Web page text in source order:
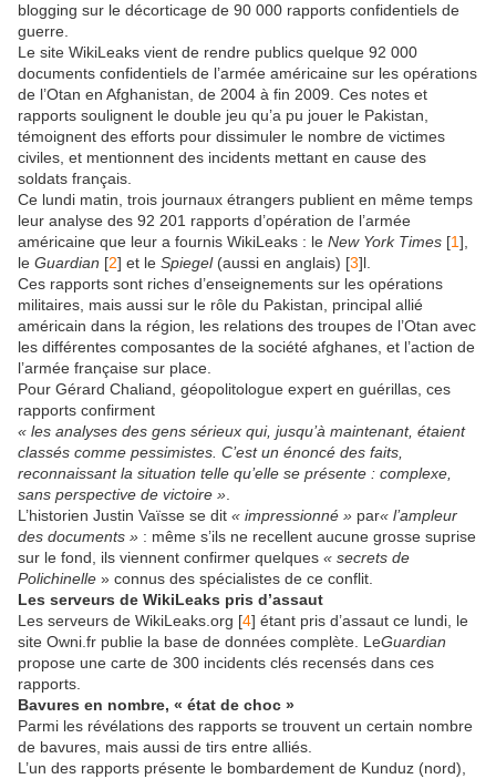
blogging sur le décorticage de 90 000 rapports confidentiels de
guerre.
Le site WikiLeaks vient de rendre publics quelque 92 000
documents confidentiels de l’armée américaine sur les opérations
de l’Otan en Afghanistan, de 2004 à fin 2009. Ces notes et
rapports soulignent le double jeu qu’a pu jouer le Pakistan,
témoignent des efforts pour dissimuler le nombre de victimes
civiles, et mentionnent des incidents mettant en cause des
soldats français.
Ce lundi matin, trois journaux étrangers publient en même temps
leur analyse des 92 201 rapports d’opération de l’armée
américaine que leur a fournis WikiLeaks : le New York Times [1],
le Guardian [2] et le Spiegel(aussi en anglais) [3]l.
Ces rapports sont riches d’enseignements sur les opérations
militaires, mais aussi sur le rôle du Pakistan, principal allié
américain dans la région, les relations des troupes de l’Otan avec
les différentes composantes de la société afghanes, et l’action de
l’armée française sur place.
Pour Gérard Chaliand, géopolitologue expert en guérillas, ces
rapports confirment
« les analyses des gens sérieux qui, jusqu’à maintenant, étaient
classés comme pessimistes. C’est un énoncé des faits,
reconnaissant la situation telle qu’elle se présente : complexe,
sans perspective de victoire »
L’historien Justin Vaïsse se dit « impressionné » par« l’ampleur
des documents » : même s’ils ne recellent aucune grosse suprise
sur le fond, ils viennent confirmer quelques « secrets de
Polichinelle » connus des spécialistes de ce conflit.
Les serveurs de WikiLeaks pris d’assaut
Les serveurs de WikiLeaks.org [4] étant pris d’assaut ce lundi, le
site Owni.fr publie la base de données complète. LeGuardian
propose une carte de 300 incidents clés recensés dans ces
rapports.
Bavures en nombre, « état de choc »
Parmi les révélations des rapports se trouvent un certain nombre
de bavures, mais aussi de tirs entre alliés.
L’un des rapports présente le bombardement de Kunduz (nord),